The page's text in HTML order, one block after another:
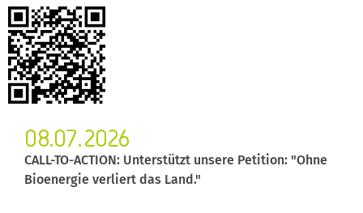
08.07.2026
CALL-TO-ACTION: Unterstützt unsere Petition: "Ohne
Bioenergie verliert das Land."